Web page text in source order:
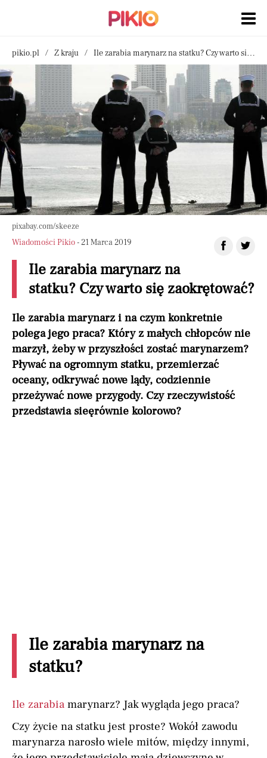
pikio.pl Z kraju Ile zarabia marynarz na statku? Czy warto się zaokrętować?
pixabay.com/skeeze
Wiadomości Pikio- 21 Marca 2019
Ile zarabia marynarz na
statku? Czy warto się zaokrętować?
Ile zarabia marynarz i na czym konkretnie
polega jego praca? Który z małych chłopców nie
marzył, żeby w przyszłości zostać marynarzem?
Pływać na ogromnym statku, przemierzać
oceany, odkrywać nowe lądy, codziennie
przeżywać nowe przygody. Czy rzeczywistość
przedstawia sieęrównie kolorowo?
Ile zarabia marynarz na
statku?
Ile zarabia marynarz? Jak wygląda jego praca?
Czy życie na statku jest proste? Wokół zawodu
marynarza narosło wiele mitów, między innymi,